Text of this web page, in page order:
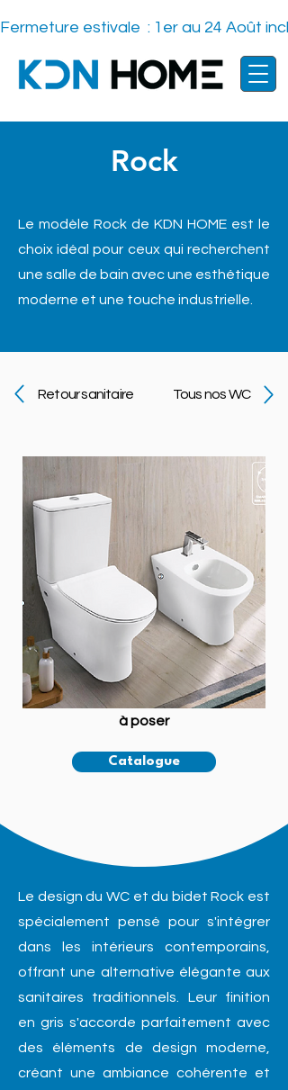
Fermeture estivale  : 1er au 24 Août
Rock
Le modèle Rock de KDN HOME est le
choix idéal pour ceux qui recherchent
une salle de bain avec une esthétique
moderne et une touche industrielle.
Retour sanitaire Tous nos WC
à poser
Catalogue
Le design du WC et du bidet Rock est
spécialement pensé pour s'intégrer
dans les intérieurs contemporains,
offrant une alternative élégante aux
sanitaires traditionnels. Leur finition
en gris s'accorde parfaitement avec
des éléments de design moderne,
créant une ambiance cohérente et